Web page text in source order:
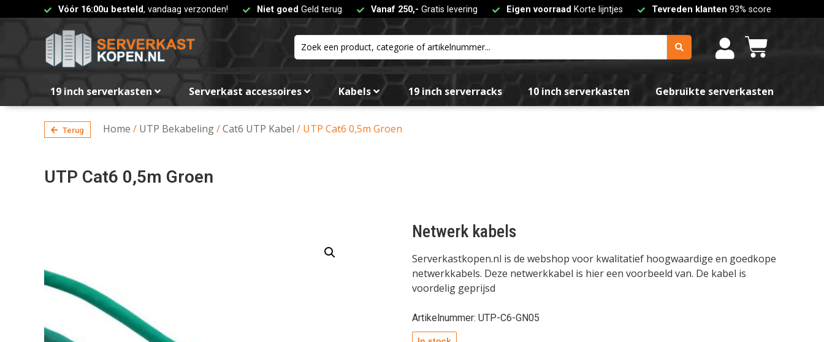
Vóór 16:00u besteld, vandaag verzonden! Niet goed Geld terug Vanaf 250,- Gratis levering Eigen voorraad Korte lijntjes Tevreden klanten 93% score
19 inch serverkasten Serverkast accessoires Kabels 19 inch serverracks 10 inch serverkasten Gebruikte serverkasten
Terug Home / UTP Bekabeling/Cat6 UTP Kabel / UTP Cat6 0,5m Groen
UTP Cat6 0,5m Groen
Netwerk kabels
Serverkastkopen.nl is de webshop voor kwalitatief hoogwaardige en goedkope
netwerkkabels. Deze netwerkkabel is hier een voorbeeld van. De kabel is
voordelig geprijsd
Artikelnummer: UTP-C6-GN05